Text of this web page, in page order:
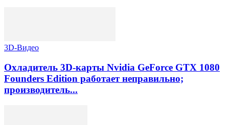
3D-Видео
Охладитель 3D-карты Nvidia GeForce GTX 1080
Founders Edition работает неправильно;
производитель...